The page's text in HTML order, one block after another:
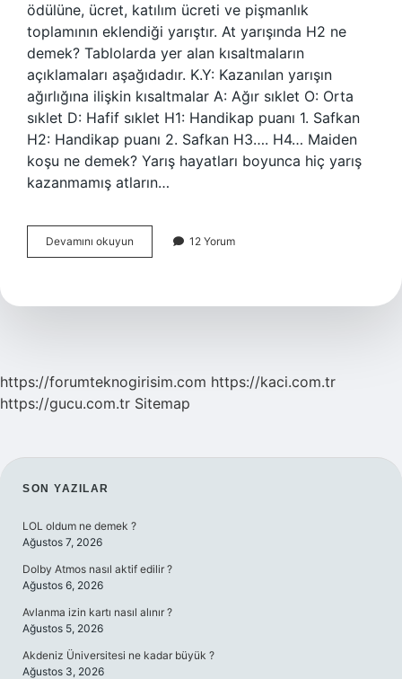
ödülüne, ücret, katılım ücreti ve pişmanlık
toplamının eklendiği yarıştır. At yarışında H2 ne
demek? Tablolarda yer alan kısaltmaların
açıklamaları aşağıdadır. K.Y: Kazanılan yarışın
ağırlığına ilişkin kısaltmalar A: Ağır sıklet O: Orta
sıklet D: Hafif sıklet H1: Handikap puanı 1. Safkan
H2: Handikap puanı 2. Safkan H3…. H4… Maiden
koşu ne demek? Yarış hayatları boyunca hiç yarış
kazanmamış atların…
Devamını okuyun
Vade
Demek
12 Yorum
https://forumteknogirisim.com https://kaci.com.tr
https://gucu.com.tr Sitemap
SIDEBAR
SON YAZILAR
LOL oldum ne demek ?
Ağustos 7, 2026
Dolby Atmos nasıl aktif edilir ?
Ağustos 6, 2026
Avlanma izin kartı nasıl alınır ?
Ağustos 5, 2026
Akdeniz Üniversitesi ne kadar büyük ?
Ağustos 3, 2026